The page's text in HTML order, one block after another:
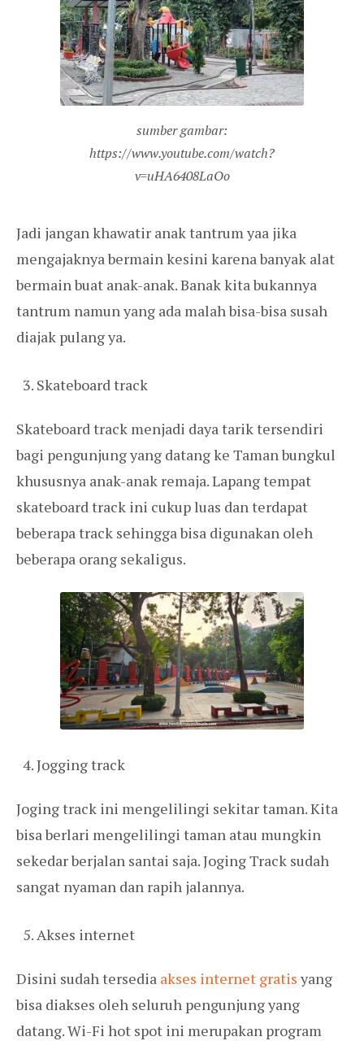
sumber gambar:
https://www.youtube.com/watch?
v=uHA6408LaOo
Jadi jangan khawatir anak tantrum yaa jika
mengajaknya bermain kesini karena banyak alat
bermain buat anak-anak. Banak kita bukannya
tantrum namun yang ada malah bisa-bisa susah
diajak pulang ya.
Skateboard track
Skateboard track menjadi daya tarik tersendiri
bagi pengunjung yang datang ke Taman bungkul
khususnya anak-anak remaja. Lapang tempat
skateboard track ini cukup luas dan terdapat
beberapa track sehingga bisa digunakan oleh
beberapa orang sekaligus.
Jogging track
Joging track ini mengelilingi sekitar taman. Kita
bisa berlari mengelilingi taman atau mungkin
sekedar berjalan santai saja. Joging Track sudah
sangat nyaman dan rapih jalannya.
Akses internet
Disini sudah tersedia akses internet gratis yang
bisa diakses oleh seluruh pengunjung yang
datang. Wi-Fi hot spot ini merupakan program